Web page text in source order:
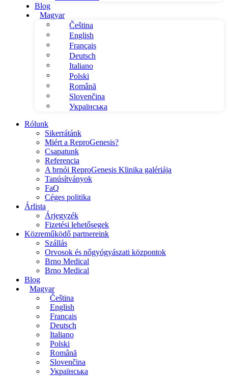
Blog
Magyar
Čeština
English
Français
Deutsch
Italiano
Polski
Română
Slovenčina
Українська
Rólunk
Sikerrátánk
Miért a ReproGenesis?
Csapatunk
Referencia
A brnói ReproGenesis Klinika galériája
Tanúsítványok
FaQ
Céges politika
Árlista
Árjegyzék
Fizetési lehetősegek
Közreműködő partnereink
Szállás
Orvosok és nőgyógyászati központok
Brno Medical
Brno Medical
Blog
Magyar
Čeština
English
Français
Deutsch
Italiano
Polski
Română
Slovenčina
Українська